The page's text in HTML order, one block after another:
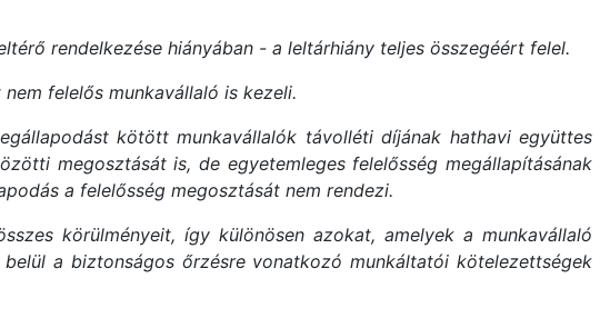
rendelkezése hiányában - a leltárhiány teljes összegéért felel.
felelős munkavállaló is kezeli.
kötött munkavállalók távolléti díjának hathavi együttes
megosztását is, de egyetemleges felelősség megállapításának
a felelősség megosztását nem rendezi.
körülményeit, így különösen azokat, amelyek a munkavállaló
a biztonságos őrzésre vonatkozó munkáltatói kötelezettségek